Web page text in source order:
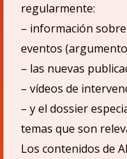
regularmente:
– información
eventos
– las nuevas
– vídeos de
– y el dossier
temas que son
Los contenidos de